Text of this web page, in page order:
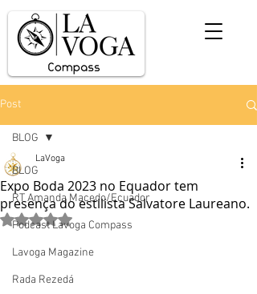
Post
BLOG
RT Amanda Macedo/Ecuador
Podcast Lavoga Compass
Lavoga Magazine
Rada Rezedá
BLOG
Expo Boda 2023 no Equador tem
presença do estilista Salvatore Laureano.
LaVoga
Avaliado com NaN de 5 estrelas.